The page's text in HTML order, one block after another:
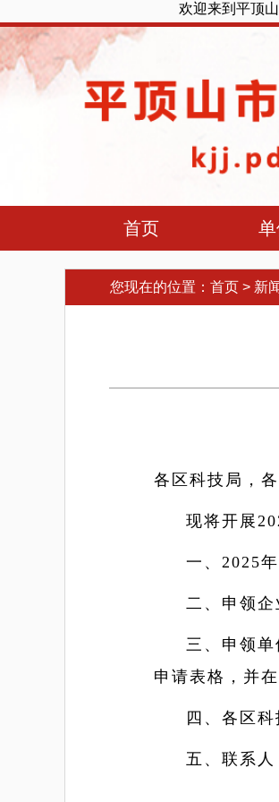
欢迎来到平顶
首页
您现在的位置： 首页 > 新
各区科技局，各
现将开展
一、2025
二、申领
三、申领
申请表格，并
四、各区
五、联系